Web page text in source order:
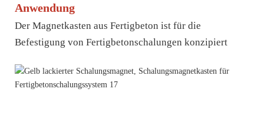
Anwendung
Der Magnetkasten aus Fertigbeton ist für die
Befestigung von Fertigbetonschalungen konzipiert